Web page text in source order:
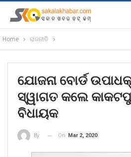
Home ରାଜନୀତି
ଯୋଜନା ବୋର୍ଡ
ସ୍ୱାଗତ କଲେ
ବିଧାୟକ
By On Mar 2, 2020